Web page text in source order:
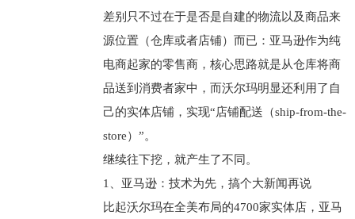
差别只不过在于是否是自建的物流以及商品来
源位置（仓库或者店铺）而已：亚马逊作为纯
电商起家的零售商，核心思路就是从仓库将商
品送到消费者家中，而沃尔玛明显还利用了自
己的实体店铺，实现“店铺配送（ship-from-the-
store）”。
继续往下挖，就产生了不同。
1、亚马逊：技术为先，搞个大新闻再说
比起沃尔玛在全美布局的4700家实体店，亚马